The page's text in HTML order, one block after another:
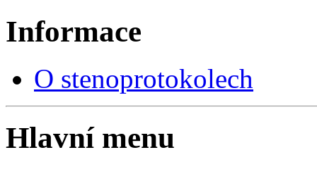
Informace
O stenoprotokolech
Hlavní menu